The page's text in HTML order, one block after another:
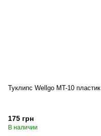
Туклипс Wellgo MT-10 пластик
175 грн
В наличии